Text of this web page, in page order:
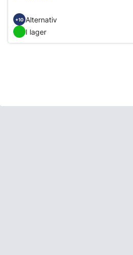
+10 Alternativ
I lager